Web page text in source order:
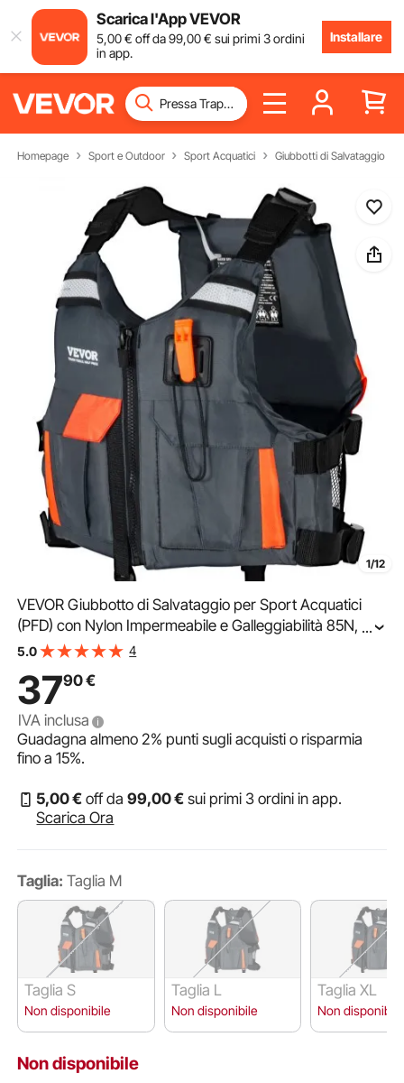
Scarica l'App VEVOR
5,00€ off da99,00€ sui primi 3 ordini
in app.
Installare
Homepage Sport e Outdoor Sport Acquatici Giubbotti di Salvataggio
1/12
VEVOR Giubbotto di Salvataggio per Sport Acquatici
(PFD) con Nylon Impermeabile e Galleggiabilità 85N,
Giubbotto di Salvataggio, Giacca per Qualsiasi Attività
...
5.0 4
3790€
IVA inclusa
Guadagna almeno2% punti sugli acquisti o risparmia
fino a15%.
5,00€ off da99,00€ sui primi 3 ordini in app.
Scarica Ora
Taglia: Taglia M
Taglia S
Non disponibile
Taglia L
Non disponibile
Taglia XL
Non disponibile
Non disponibile